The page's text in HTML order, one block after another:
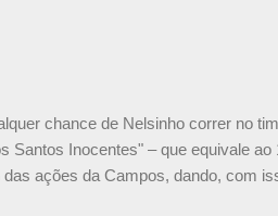
chance de Nelsinho correr no
Santos Inocentes" – que equivale ao
ações da Campos, dando, com